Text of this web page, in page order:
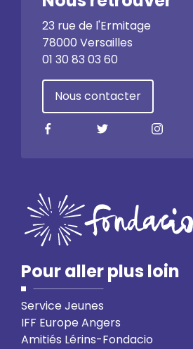
23 rue de l'Ermitage
78000 Versailles
01 30 83 03 60
Nous contacter
Pour aller plus loin
Service Jeunes
IFF Europe Angers
Amitiés Lérins-Fondacio